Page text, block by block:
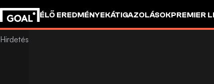
ÉLŐ EREDMÉNYEKÁTIGAZOLÁSOKPREMIER